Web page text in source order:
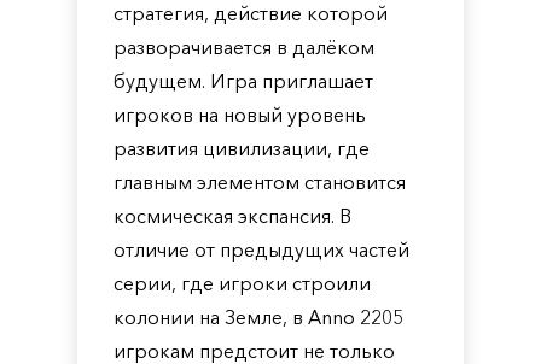
стратегия, действие которой
разворачивается в далёком
будущем. Игра приглашает
игроков на новый уровень
развития цивилизации, где
главным элементом становится
космическая экспансия. В
отличие от предыдущих частей
серии, где игроки строили
колонии на Земле, в Anno 2205
игрокам предстоит не только